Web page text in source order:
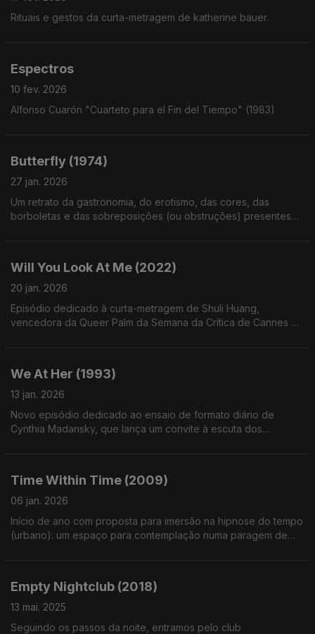
Rituais e gestos da curta-metragem de katherine bauer.
Espectros
10 fev. 2026
Alfonso Cuarón "Cuarteto para el Fin del Tiempo" (1983)
Butterfly (1974)
27 jan. 2026
Um retrato da gastronomia, do erotismo, das cores, das
borboletas e das sobreposições (ou obstruções) presentes
Will You Look At Me (2022)
20 jan. 2026
Episódio dedicado à curta-metragem de Shuli Huang,
vencedora da Queer Palm da Semana da Crítica de Cannes de
We At Her (1993)
13 jan. 2026
Novo episódio dedicado ao ensaio de formato diário de
Cynthia Madansky, que lança um convite à escuta dos
Time Within Time (2009)
06 jan. 2026
Início de ano com proposta para imersão na hipnose do tempo
(urbano): um espaço para contemplação numa paragem de
Empty Nightclub (2018)
13 mai. 2025
Seguindo os passos da noite, entramos pelo club